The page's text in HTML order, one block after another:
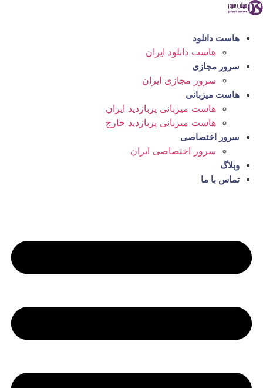
پرش
محتوا
هاست دانلود
هاست دانلود ایران
سرور مجازی
سرور مجازی ایران
هاست میزبانی
هاست میزبانی پربازدید ایران
هاست میزبانی پربازدید خارج
سرور اختصاصی
سرور اختصاصی ایران
وبلاگ
تماس با ما